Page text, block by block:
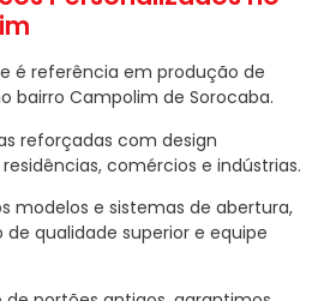
é referência em produção de
bairro Campolim de Sorocaba.
reforçadas com design
comércios e indústrias.
modelos e sistemas de abertura,
qualidade superior e equipe